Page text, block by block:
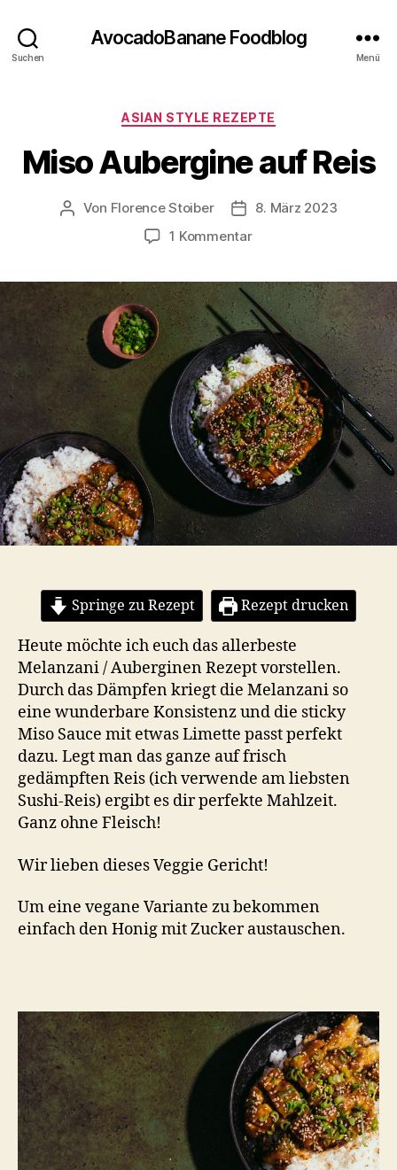
Suchen
AvocadoBanane Foodblog
Menü
Kategorien
ASIAN STYLE REZEPTE
Miso Aubergine auf Reis
Beitragsautor
Von Florence Stoiber Veröffentlichungsdatum
8. März 2023
1 Kommentarzu
auf
Reis
Springe zu Rezept Rezept drucken
Heute möchte ich euch das allerbeste
Melanzani / Auberginen Rezept vorstellen.
Durch das Dämpfen kriegt die Melanzani so
eine wunderbare Konsistenz und die sticky
Miso Sauce mit etwas Limette passt perfekt
dazu. Legt man das ganze auf frisch
gedämpften Reis (ich verwende am liebsten
Sushi-Reis) ergibt es dir perfekte Mahlzeit.
Ganz ohne Fleisch!
Wir lieben dieses Veggie Gericht!
Um eine vegane Variante zu bekommen
einfach den Honig mit Zucker austauschen.